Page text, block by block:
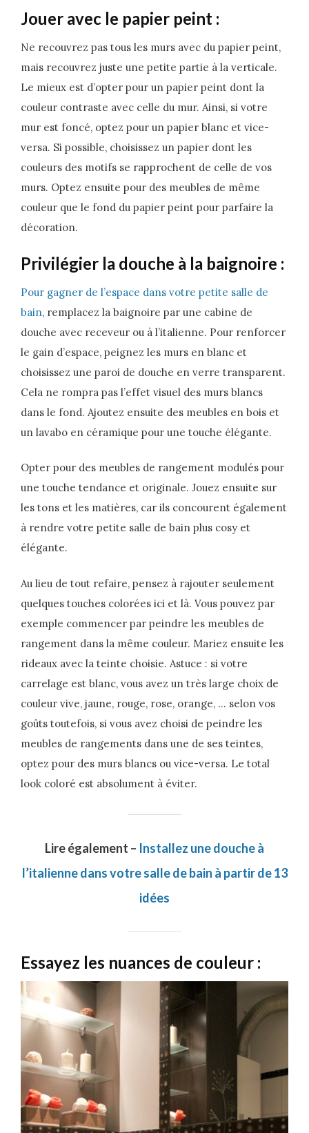
Jouer avec le papier peint :
Ne recouvrez pas tous les murs avec du papier peint,
mais recouvrez juste une petite partie à la verticale.
Le mieux est d’opter pour un papier peint dont la
couleur contraste avec celle du mur. Ainsi, si votre
mur est foncé, optez pour un papier blanc et vice-
versa. Si possible, choisissez un papier dont les
couleurs des motifs se rapprochent de celle de vos
murs. Optez ensuite pour des meubles de même
couleur que le fond du papier peint pour parfaire la
décoration.
Privilégier la douche à la baignoire :
Pour gagner de l’espace dans votre petite salle de
bain, remplacez la baignoire par une cabine de
douche avec receveur ou à l’italienne. Pour renforcer
le gain d’espace, peignez les murs en blanc et
choisissez une paroi de douche en verre transparent.
Cela ne rompra pas l’effet visuel des murs blancs
dans le fond. Ajoutez ensuite des meubles en bois et
un lavabo en céramique pour une touche élégante.
Opter pour des meubles de rangement modulés pour
une touche tendance et originale. Jouez ensuite sur
les tons et les matières, car ils concourent également
à rendre votre petite salle de bain plus cosy et
élégante.
Au lieu de tout refaire, pensez à rajouter seulement
quelques touches colorées ici et là. Vous pouvez par
exemple commencer par peindre les meubles de
rangement dans la même couleur. Mariez ensuite les
rideaux avec la teinte choisie. Astuce : si votre
carrelage est blanc, vous avez un très large choix de
couleur vive, jaune, rouge, rose, orange, … selon vos
goûts toutefois, si vous avez choisi de peindre les
meubles de rangements dans une de ses teintes,
optez pour des murs blancs ou vice-versa. Le total
look coloré est absolument à éviter.
Lire également – Installez une douche à
l’italienne dans votre salle de bain à partir de 13
idées
Essayez les nuances de couleur :